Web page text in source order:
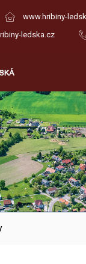
www.hribiny-
ledska.cz